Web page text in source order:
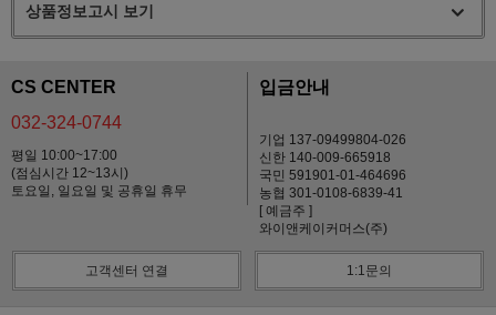
상품정보고시 보기
CS CENTER
032-324-0744
평일 10:00~17:00
(점심시간 12~13시)
토요일, 일요일 및 공휴일 휴무
입금안내
기업 137-09499804-026
신한 140-009-665918
국민 591901-01-464696
농협 301-0108-6839-41
[ 예금주 ]
와이앤케이커머스(주)
고객센터 연결 1:1문의